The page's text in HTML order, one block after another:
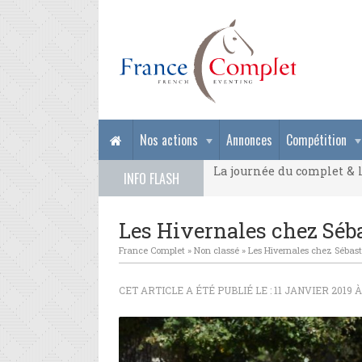
Nos actions Annonces Compétition
INFO FLASH
La journée du complet
La journée du complet
Les Hivernales chez
France Complet » Non classé » Les Hivernales chez
CET ARTICLE A ÉTÉ PUBLIÉ LE : 11 JANVIER 2019